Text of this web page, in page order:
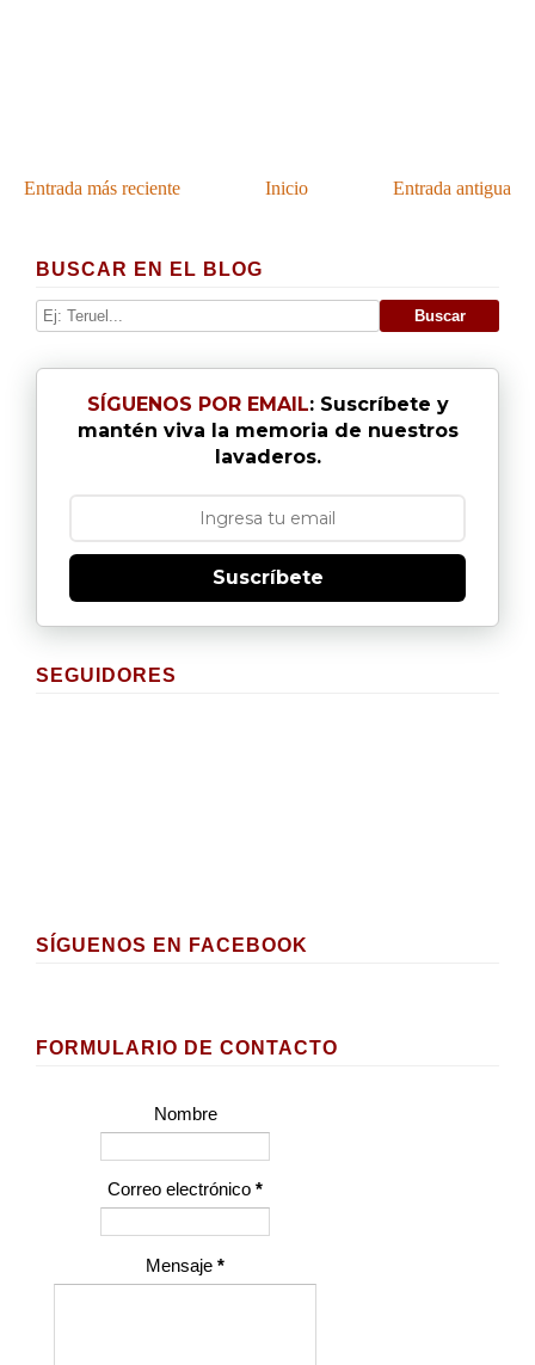
Entrada más reciente Entrada antigua
Inicio
BUSCAR EN EL BLOG
SÍGUENOS POR EMAIL: Suscríbete y
mantén viva la memoria de nuestros
lavaderos.
Suscríbete
SEGUIDORES
SÍGUENOS EN FACEBOOK
FORMULARIO DE CONTACTO
Nombre
Correo electrónico *
Mensaje *